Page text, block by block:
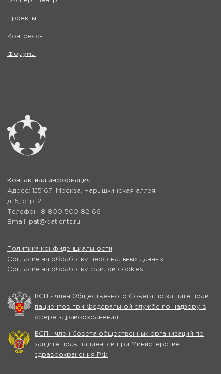
Проекты
Конгрессы
Форумы
Контактная информация
Адрес: 125167, Москва, Нарышкинская аллея
д. 5, стр. 2
Телефон: 8-800-500-82-66
Email: pat@patients.ru
Политика конфиденциальности
Согласие на обработку персональных данных
Согласие на обработку файлов cookies
ВСП - член Общественного Совета по защите прав
пациентов при Федеральной службе по надзору в
сфере здравоохранения
ВСП - член Совета общественных организаций по
защите прав пациентов при Министерстве
здравоохранения РФ